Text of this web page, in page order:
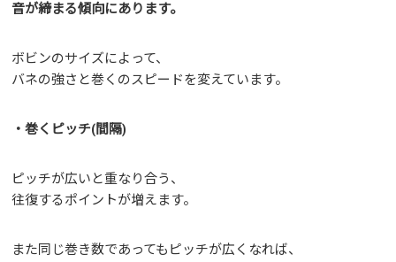
音が締まる傾向にあります。
ボビンのサイズによって、
バネの強さと巻くのスピードを変えています。
・巻くピッチ(間隔)
ピッチが広いと重なり合う、
往復するポイントが増えます。
また同じ巻き数であってもピッチが広くなれば、